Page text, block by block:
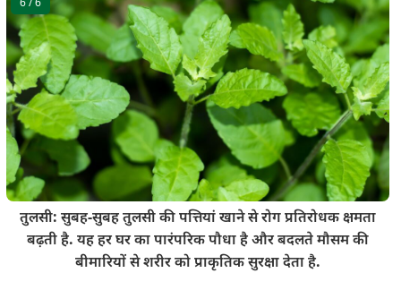
तुलसी: सुबह-सुबह तुलसी की पत्तियां खाने से रोग प्रतिरोधक क्षमता
बढ़ती है. यह हर घर का पारंपरिक पौधा है और बदलते मौसम की
बीमारियों से शरीर को प्राकृतिक सुरक्षा देता है.